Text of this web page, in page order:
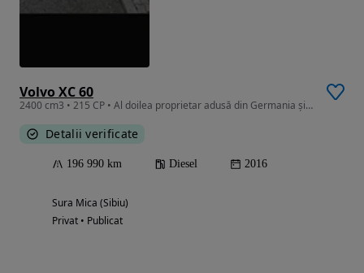
Volvo XC 60
2400 cm3 • 215 CP • Al doilea proprietar adusă din Germania și matriculata în țară în 2026
Detalii verificate
196 990 km Diesel 2016
Sura Mica (Sibiu)
Privat • Publicat